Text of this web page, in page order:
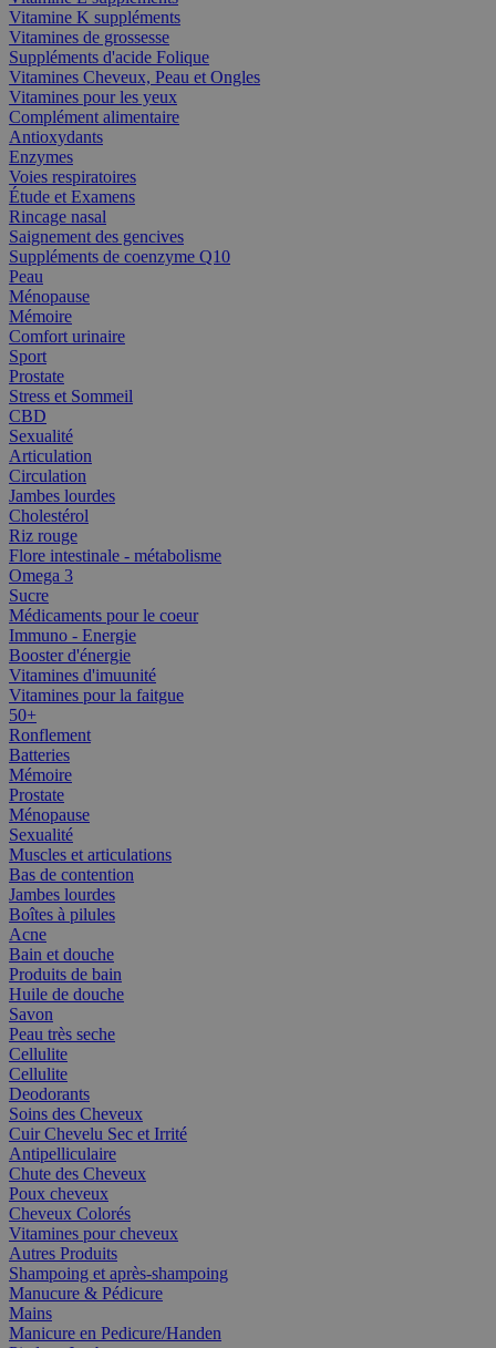
Vitamine K suppléments
Vitamines de grossesse
Suppléments d'acide Folique
Vitamines Cheveux, Peau et Ongles
Vitamines pour les yeux
Complément alimentaire
Antioxydants
Enzymes
Voies respiratoires
Étude et Examens
Rincage nasal
Saignement des gencives
Suppléments de coenzyme Q10
Peau
Ménopause
Mémoire
Comfort urinaire
Sport
Prostate
Stress et Sommeil
CBD
Sexualité
Articulation
Circulation
Jambes lourdes
Cholestérol
Riz rouge
Flore intestinale - métabolisme
Omega 3
Sucre
Médicaments pour le coeur
Immuno - Energie
Booster d'énergie
Vitamines d'imuunité
Vitamines pour la faitgue
50+
Ronflement
Batteries
Mémoire
Prostate
Ménopause
Sexualité
Muscles et articulations
Bas de contention
Jambes lourdes
Boîtes à pilules
Acne
Bain et douche
Produits de bain
Huile de douche
Savon
Peau très seche
Cellulite
Cellulite
Deodorants
Soins des Cheveux
Cuir Chevelu Sec et Irrité
Antipelliculaire
Chute des Cheveux
Poux cheveux
Cheveux Colorés
Vitamines pour cheveux
Autres Produits
Shampoing et après-shampoing
Manucure & Pédicure
Mains
Manicure en Pedicure/Handen